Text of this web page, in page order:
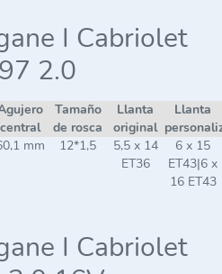
I Cabriolet
2.0
central
Tamaño
de rosca
Llanta
original
Llanta
mm 12*1,5
5,5 x 14
ET36
6 x 15
ET43|6 x
16 ET43
I Cabriolet